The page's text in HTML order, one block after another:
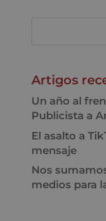
Artigos
Un año al
Publicista a
El asalto a
mensaje
Nos
medios para